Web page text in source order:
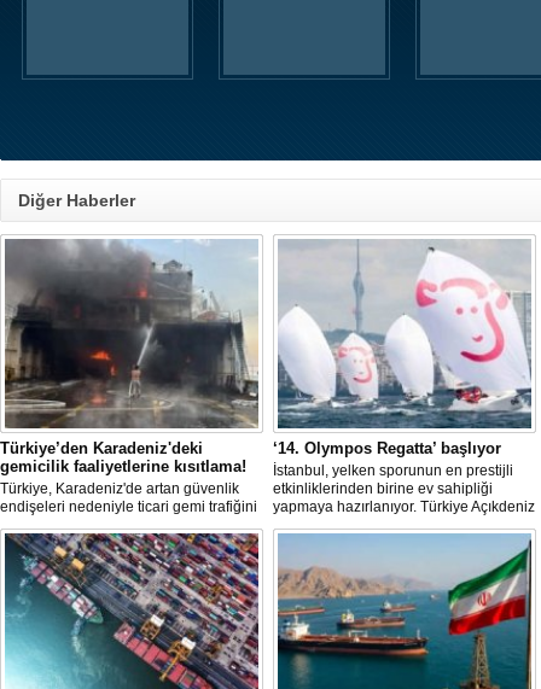
Diğer Haberler
Türkiye’den Karadeniz'deki
gemicilik faaliyetlerine kısıtlama!
Türkiye, Karadeniz'de artan güvenlik
endişeleri nedeniyle ticari gemi trafiğini
kısıtlamaya başladı. Bu durum,
bölgedeki gıda güvenliğini tehdit ediyor.
‘14. Olympos Regatta’ başlıyor
İstanbul, yelken sporunun en prestijli
etkinliklerinden birine ev sahipliği
yapmaya hazırlanıyor. Türkiye Açıkdeniz
Yarış Kulübü (TAYK), Türkiye Yelken
birliğiyle hayata geçirilecek olan 14.
TAYK - Eker Olympos Regatta, 7
Ağustos'ta start alacak ve 16 Ağustos'a
kadar deniz tutkunlarını bir araya
getirecek. "Rüzgâ